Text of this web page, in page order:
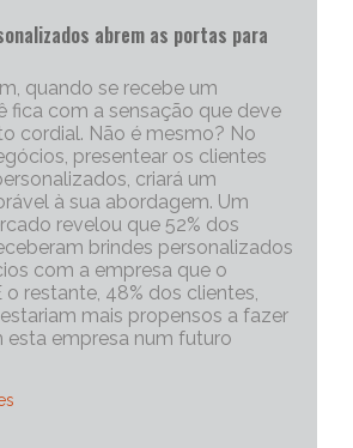
abrem as portas para
quando se recebe um
fica com a sensação que deve
cordial. Não é mesmo? No
presentear os clientes
criará um
à sua abordagem. Um
revelou que 52% dos
brindes personalizados
com a empresa que o
restante, 48% dos clientes,
mais propensos a fazer
esta empresa num futuro